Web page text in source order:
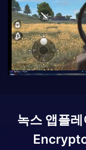
녹스 앱플